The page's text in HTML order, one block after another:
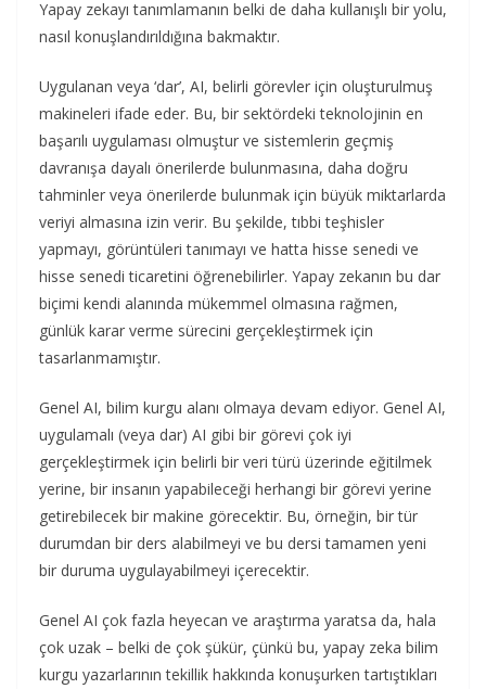
Yapay zekayı tanımlamanın belki de daha kullanışlı bir yolu,
nasıl konuşlandırıldığına bakmaktır.
Uygulanan veya ‘dar’, AI, belirli görevler için oluşturulmuş
makineleri ifade eder. Bu, bir sektördeki teknolojinin en
başarılı uygulaması olmuştur ve sistemlerin geçmiş
davranışa dayalı önerilerde bulunmasına, daha doğru
tahminler veya önerilerde bulunmak için büyük miktarlarda
veriyi almasına izin verir. Bu şekilde, tıbbi teşhisler
yapmayı, görüntüleri tanımayı ve hatta hisse senedi ve
hisse senedi ticaretini öğrenebilirler. Yapay zekanın bu dar
biçimi kendi alanında mükemmel olmasına rağmen,
günlük karar verme sürecini gerçekleştirmek için
tasarlanmamıştır.
Genel AI, bilim kurgu alanı olmaya devam ediyor. Genel AI,
uygulamalı (veya dar) AI gibi bir görevi çok iyi
gerçekleştirmek için belirli bir veri türü üzerinde eğitilmek
yerine, bir insanın yapabileceği herhangi bir görevi yerine
getirebilecek bir makine görecektir. Bu, örneğin, bir tür
durumdan bir ders alabilmeyi ve bu dersi tamamen yeni
bir duruma uygulayabilmeyi içerecektir.
Genel AI çok fazla heyecan ve araştırma yaratsa da, hala
çok uzak – belki de çok şükür, çünkü bu, yapay zeka bilim
kurgu yazarlarının tekillik hakkında konuşurken tartıştıkları